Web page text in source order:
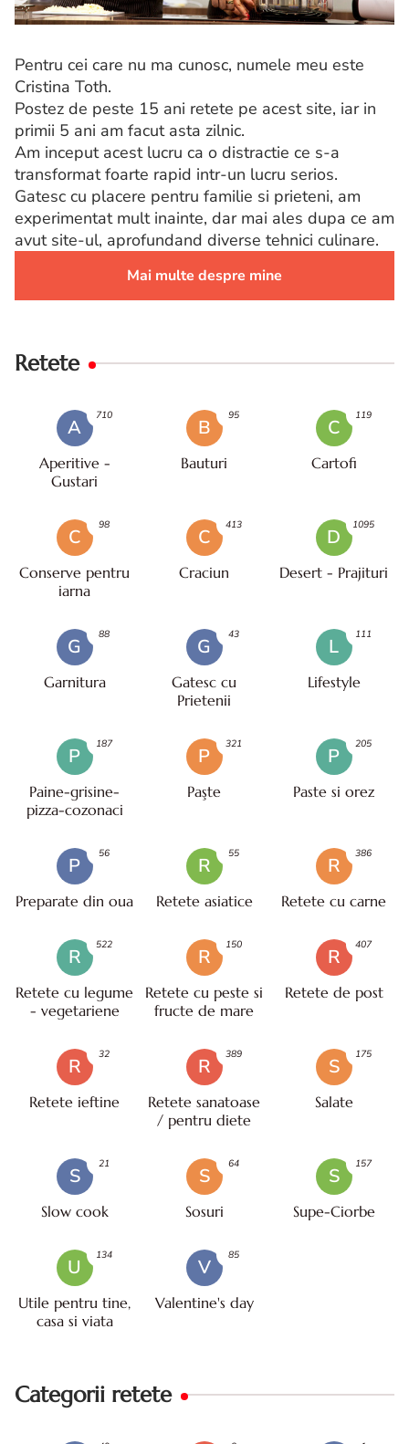
Pentru cei care nu ma cunosc, numele meu este
Cristina Toth.
Postez de peste 15 ani retete pe acest site, iar in
primii 5 ani am facut asta zilnic.
Am inceput acest lucru ca o distractie ce s-a
transformat foarte rapid intr-un lucru serios.
Gatesc cu placere pentru familie si prieteni, am
experimentat mult inainte, dar mai ales dupa ce am
avut site-ul, aprofundand diverse tehnici culinare.
Mai multe despre mine
Retete
A
Aperitive -
Gustari
710
B
Bauturi
95
C
Cartofi
119
C
Conserve pentru
iarna
98
C
Craciun
413
D
Desert - Prajituri
1095
G
Garnitura
88
G
Gatesc cu
Prietenii
43
L
Lifestyle
111
P
Paine-grisine-
pizza-cozonaci
187
P
Paşte
321
P
Paste si orez
205
P
Preparate din oua
56
R
Retete asiatice
55
R
Retete cu carne
386
R
Retete cu legume
- vegetariene
522
R
Retete cu peste si
fructe de mare
150
R
Retete de post
407
R
Retete ieftine
32
R
Retete sanatoase
/ pentru diete
389
S
Salate
175
S
Slow cook
21
S
Sosuri
64
S
Supe-Ciorbe
157
U
Utile pentru tine,
casa si viata
134
V
Valentine's day
85
Categorii retete